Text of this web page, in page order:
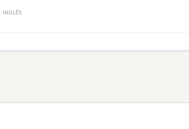
· INGLÊS